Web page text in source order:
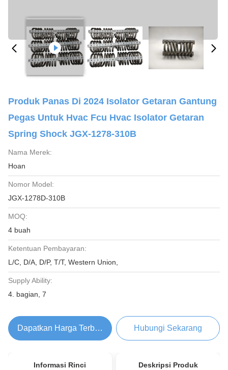
Produk Panas Di 2024 Isolator Getaran Gantung
Pegas Untuk Hvac Fcu Hvac Isolator Getaran
Spring Shock JGX-1278-310B
Nama Merek:
Hoan
Nomor Model:
JGX-1278D-310B
MOQ:
4 buah
Ketentuan Pembayaran:
L/C, D/A, D/P, T/T, Western Union,
Supply Ability:
4. bagian, 7
Dapatkan Harga Terbaik Hubungi Sekarang
Informasi Rinci Deskripsi Produk